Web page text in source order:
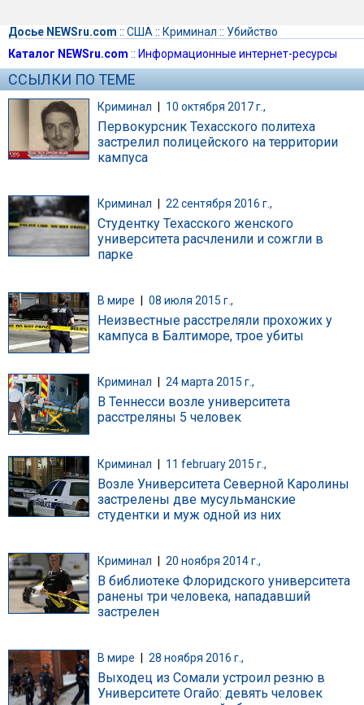
Досье NEWSru.com :: США :: Криминал :: Убийство
Каталог NEWSru.com :: Информационные интернет-ресурсы
ССЫЛКИ ПО ТЕМЕ
Криминал | 10 октября 2017 г.,
Первокурсник Техасского политеха
застрелил полицейского на территории
кампуса
Криминал 22 сентября 2016 г.,
Студентку Техасского женского
университета расчленили и сожгли в
парке
В мире 08 июля 2015 г.,
Неизвестные расстреляли прохожих у
кампуса в Балтиморе, трое убиты
Криминал 24 марта 2015 г.,
В Теннесси возле университета
расстреляны 5 человек
Криминал | 11 february 2015 г.,
Возле Университета Северной Каролины
застрелены две мусульманские
студентки и муж одной из них
Криминал 20 ноября 2014 г.,
В библиотеке Флоридского университета
ранены три человека, нападавший
застрелен
В мире 28 ноября 2016 г.,
Выходец из Сомали устроил резню в
Университете Огайо: девять человек